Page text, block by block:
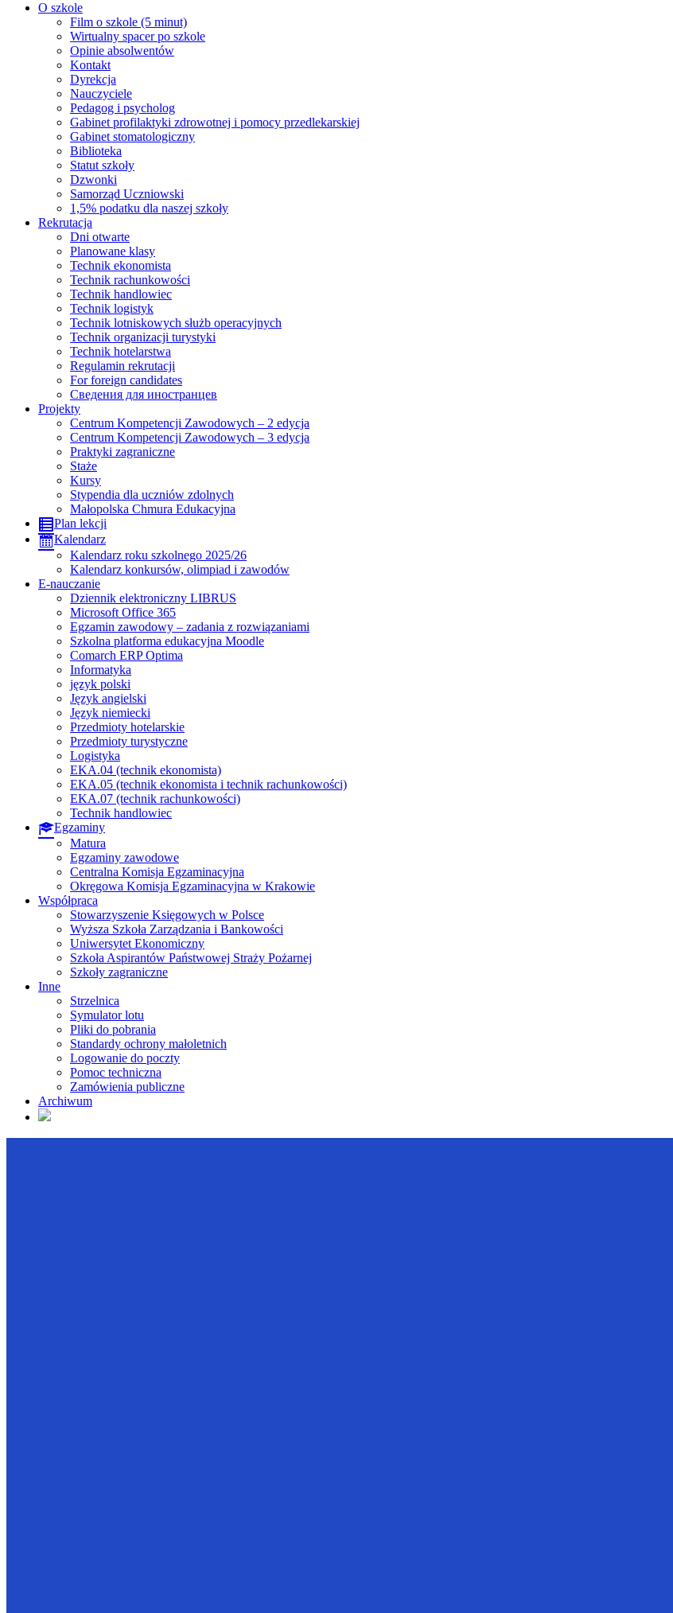
O szkole
Film o szkole (5 minut)
Wirtualny spacer po szkole
Opinie absolwentów
Kontakt
Dyrekcja
Nauczyciele
Pedagog i psycholog
Gabinet profilaktyki zdrowotnej i pomocy przedlekarskiej
Gabinet stomatologiczny
Biblioteka
Statut szkoły
Dzwonki
Samorząd Uczniowski
1,5% podatku dla naszej szkoły
Rekrutacja
Dni otwarte
Planowane klasy
Technik ekonomista
Technik rachunkowości
Technik handlowiec
Technik logistyk
Technik lotniskowych służb operacyjnych
Technik organizacji turystyki
Technik hotelarstwa
Regulamin rekrutacji
For foreign candidates
Сведения для иностранцев
Projekty
Centrum Kompetencji Zawodowych – 2 edycja
Centrum Kompetencji Zawodowych – 3 edycja
Praktyki zagraniczne
Staże
Kursy
Stypendia dla uczniów zdolnych
Małopolska Chmura Edukacyjna
Plan lekcji
Kalendarz
Kalendarz roku szkolnego 2025/26
Kalendarz konkursów, olimpiad i zawodów
E-nauczanie
Dziennik elektroniczny LIBRUS
Microsoft Office 365
Egzamin zawodowy – zadania z rozwiązaniami
Szkolna platforma edukacyjna Moodle
Comarch ERP Optima
Informatyka
język polski
Język angielski
Język niemiecki
Przedmioty hotelarskie
Przedmioty turystyczne
Logistyka
EKA.04 (technik ekonomista)
EKA.05 (technik ekonomista i technik rachunkowości)
EKA.07 (technik rachunkowości)
Technik handlowiec
Egzaminy
Matura
Egzaminy zawodowe
Centralna Komisja Egzaminacyjna
Okręgowa Komisja Egzaminacyjna w Krakowie
Współpraca
Stowarzyszenie Księgowych w Polsce
Wyższa Szkoła Zarządzania i Bankowości
Uniwersytet Ekonomiczny
Szkoła Aspirantów Państwowej Straży Pożarnej
Szkoły zagraniczne
Inne
Strzelnica
Symulator lotu
Pliki do pobrania
Standardy ochrony małoletnich
Logowanie do poczty
Pomoc techniczna
Zamówienia publiczne
Archiwum